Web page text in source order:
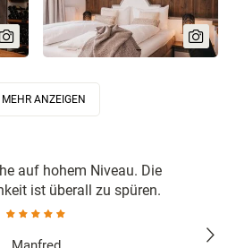
MEHR ANZEIGEN
auf hohem Niveau. Die
ist überall zu spüren.